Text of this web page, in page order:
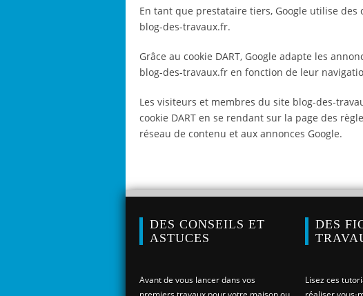
En tant que prestataire tiers, Google utilise
blog-des-travaux.fr.
Grâce au cookie DART, Google adapte les
blog-des-travaux.fr en fonction de leur
Les visiteurs et membres du site blog-des-
cookie DART en se rendant sur la page des
réseau de contenu et aux annonces Google.
DES CONSEILS ET
ASTUCES
Avant de vous lancer dans vos
DES
Lisez ces